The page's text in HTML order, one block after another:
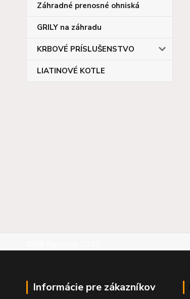
Záhradné prenosné ohniská
GRILY na záhradu
KRBOVÉ PRÍSLUŠENSTVO
LIATINOVÉ KOTLE
Informácie pre zákazníkov